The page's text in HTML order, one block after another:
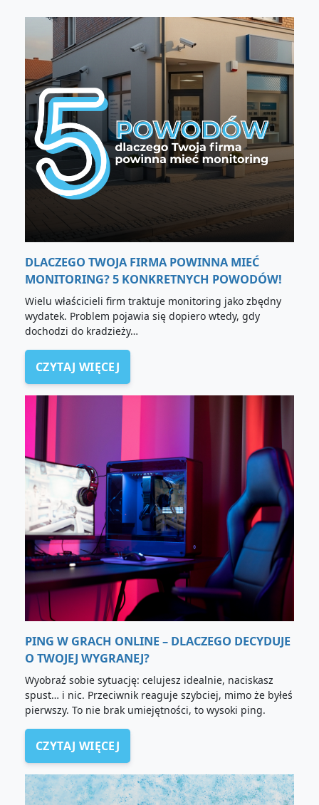
DLACZEGO TWOJA FIRMA POWINNA MIEĆ
MONITORING? 5 KONKRETNYCH POWODÓW!
Wielu właścicieli firm traktuje monitoring jako zbędny
wydatek. Problem pojawia się dopiero wtedy, gdy
dochodzi do kradzieży…
CZYTAJ WIĘCEJ
PING W GRACH ONLINE – DLACZEGO DECYDUJE
O TWOJEJ WYGRANEJ?
Wyobraź sobie sytuację: celujesz idealnie, naciskasz
spust… i nic. Przeciwnik reaguje szybciej, mimo że byłeś
pierwszy. To nie brak umiejętności, to wysoki ping.
CZYTAJ WIĘCEJ